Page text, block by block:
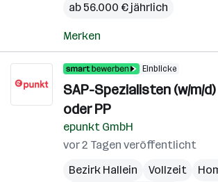
ab 56.000 € jährlich
Merken
Einblicke
SAP-Spezialisten (w/m/d)
oder PP
epunkt GmbH
vor 2 Tagen veröffentlicht
Bezirk Hallein
Vollzeit